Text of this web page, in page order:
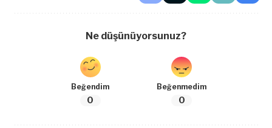
Ne düşünüyorsunuz?
Beğendim
0
Beğenmedim
0